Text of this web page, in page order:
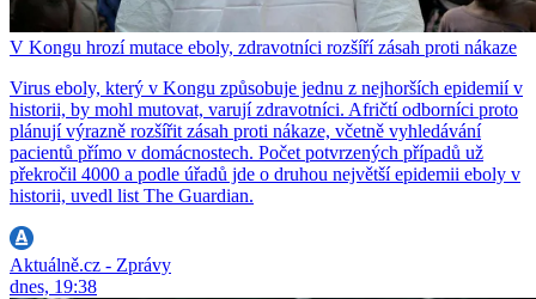
V Kongu hrozí mutace eboly, zdravotníci rozšíří zásah proti nákaze
Virus eboly, který v Kongu způsobuje jednu z nejhorších epidemií v
historii, by mohl mutovat, varují zdravotníci. Afričtí odborníci proto
plánují výrazně rozšířit zásah proti nákaze, včetně vyhledávání
pacientů přímo v domácnostech. Počet potvrzených případů už
překročil 4000 a podle úřadů jde o druhou největší epidemii eboly v
historii, uvedl list The Guardian.
Aktuálně.cz - Zprávy
dnes, 19:38